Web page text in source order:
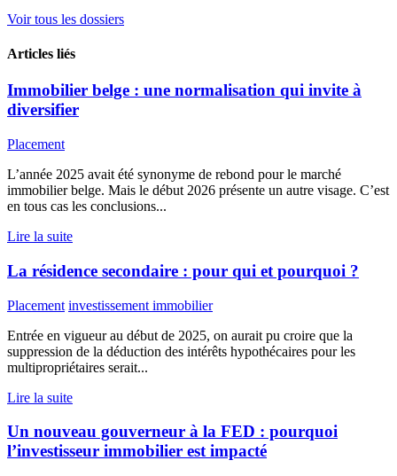
Voir tous les dossiers
Articles liés
Immobilier belge : une normalisation qui invite à
diversifier
Placement
L’année 2025 avait été synonyme de rebond pour le marché
immobilier belge. Mais le début 2026 présente un autre visage. C’est
en tous cas les conclusions...
Lire la suite
La résidence secondaire : pour qui et pourquoi ?
Placement investissement immobilier
Entrée en vigueur au début de 2025, on aurait pu croire que la
suppression de la déduction des intérêts hypothécaires pour les
multipropriétaires serait...
Lire la suite
Un nouveau gouverneur à la FED : pourquoi
l’investisseur immobilier est impacté